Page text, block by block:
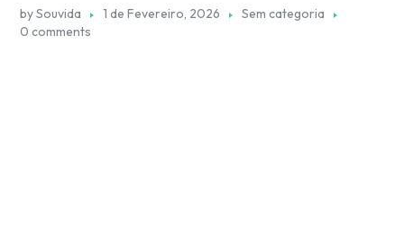
bySouvida 1 de Fevereiro, 2026
Sem categoria
0 comments